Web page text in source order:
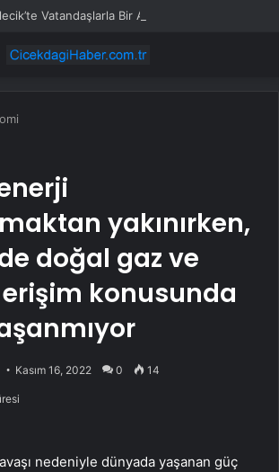
Vatandaşlarla Bir Araya Geldi
yakınırken,
doğal gaz ve
konusunda
Kasım 16, 2022 0 14
nedeniyle dünyada yaşanan güç